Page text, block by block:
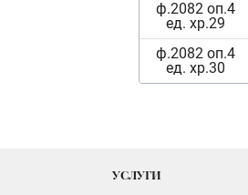
ф.2082 оп.4
ед. хр.29
ф.2082 оп.4
ед. хр.30
УСЛУГИ